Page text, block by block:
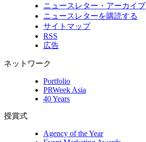
ニュースレター・アーカイブ
ニュースレターを購読する
サイトマップ
RSS
広告
ネットワーク
Portfolio
PRWeek Asia
40 Years
授賞式
Agency of the Year